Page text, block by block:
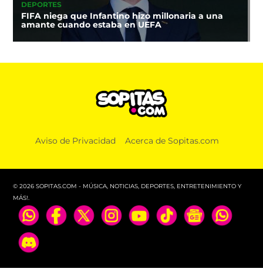
DEPORTES
FIFA niega que Infantino hizo millonaria a una
amante cuando estaba en UEFA
Aviso de Privacidad Acerca de Sopitas.com
© 2026 SOPITAS.COM - MÚSICA, NOTICIAS, DEPORTES, ENTRETENIMIENTO Y
MÁS!.